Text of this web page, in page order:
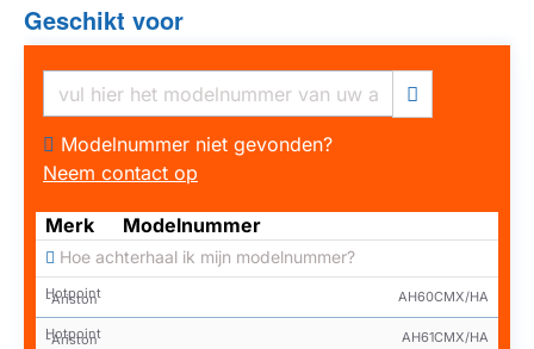
HUISMERK
Geschikt voor
Modelnummer niet gevonden?
Neem contact op
Merk Modelnummer
Hoe achterhaal ik mijn modelnummer?
Hotpoint
-Ariston AH60CMX/HA
Hotpoint
-Ariston AH61CMX/HA